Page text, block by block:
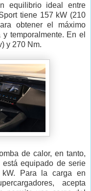
equilibrio ideal entre
tiene 157 kW (210
obtener el máximo
temporalmente. En el
y 270 Nm.
de calor, en tanto,
equipado de serie
Para la carga en
acepta